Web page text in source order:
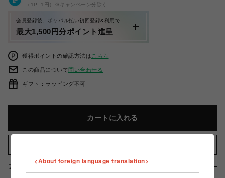
（1P=1円）※キャンペーン分除く
会員登録後、ポケパル払い初回登録&利用で
最大1,500円分ポイント進呈
獲得ポイントの確認方法は こちら
この商品について問い合わせる
ギフト：ラッピング不可
カートに入れる
アイテム説明 / 素材
<About foreign language translation>